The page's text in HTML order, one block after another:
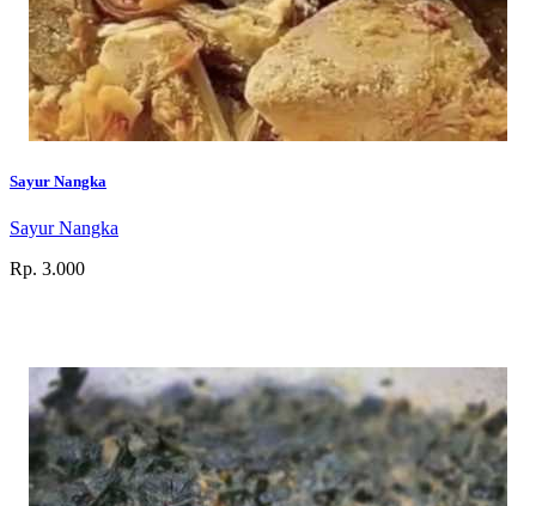
Sayur Nangka
Sayur Nangka
Rp. 3.000